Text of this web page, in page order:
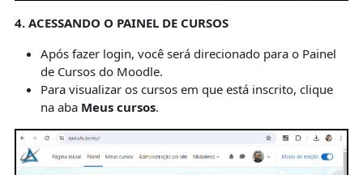
4. ACESSANDO O PAINEL DE CURSOS
Após fazer login, você será direcionado para o Painel
de Cursos do Moodle.
Para visualizar os cursos em que está inscrito, clique
na aba Meus cursos.